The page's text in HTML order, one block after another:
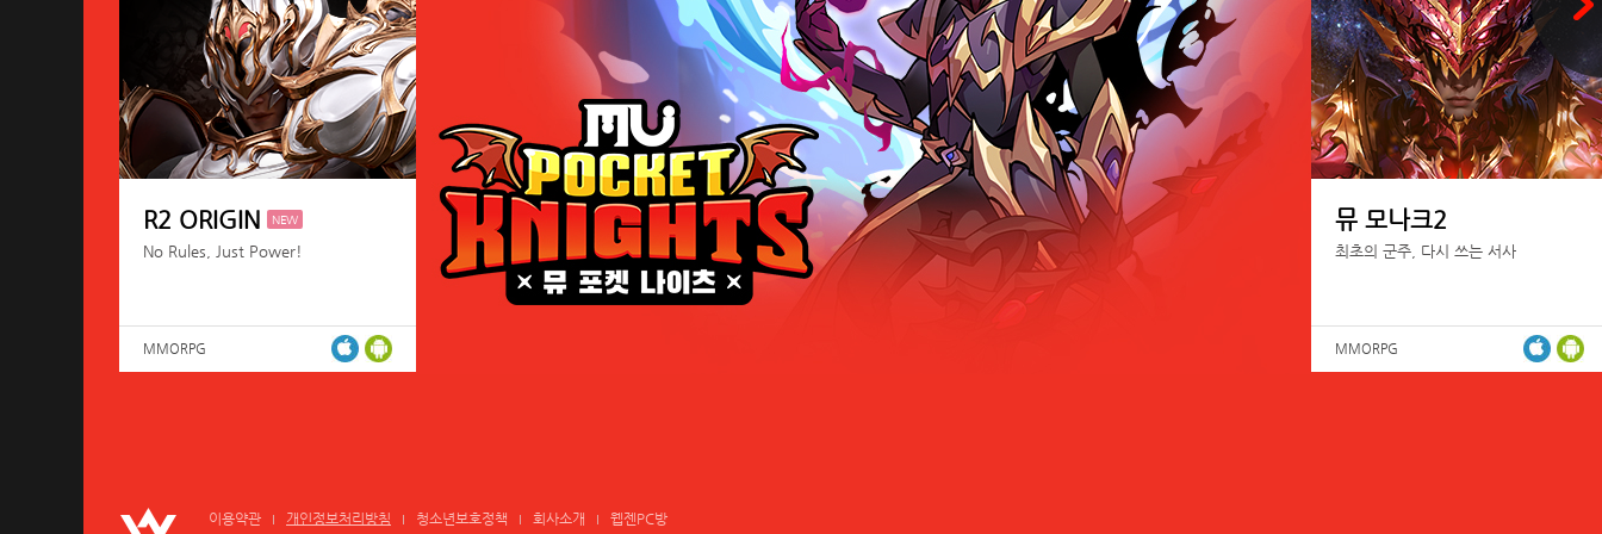
R2 ORIGIN NEW
No Rules, Just Power!
MMORPG
뮤 모나크2
최초의 군주, 다시 쓰는 서사
MMORPG
이용약관 개인정보처리방침 청소년보호정책 회사소개 웹젠PC방